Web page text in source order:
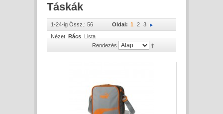
Táskák
1-24-ig Össz.: 56 Oldal: 1 2
3
Nézet: Rács Lista
Rendezés